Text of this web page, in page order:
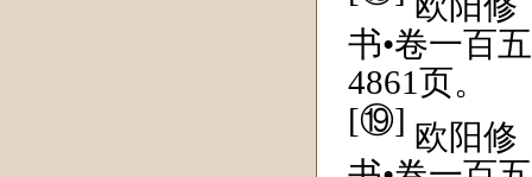
书•卷一百
4861页。
[⑲] 欧阳修